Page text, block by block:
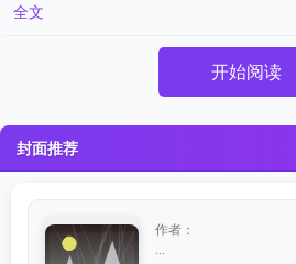
全文
开始阅读
封面推荐
作者：